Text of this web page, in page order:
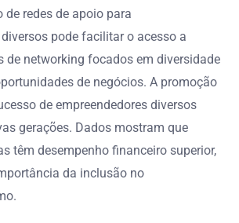
de redes de apoio para
pode facilitar o acesso a
de networking focados em diversidade
de negócios. A promoção
de empreendedores diversos
gerações. Dados mostram que
têm desempenho financeiro superior,
da inclusão no